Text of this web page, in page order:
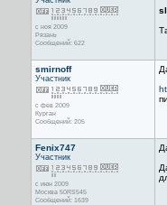
с ноя 2009
Рязань
Сообщений: 622
smirnoff
Участник
с фев 2009
Курган
Сообщений: 205
Fenix747
Участник
с июн 2009
Москва 50RS545
Сообщений: 1639